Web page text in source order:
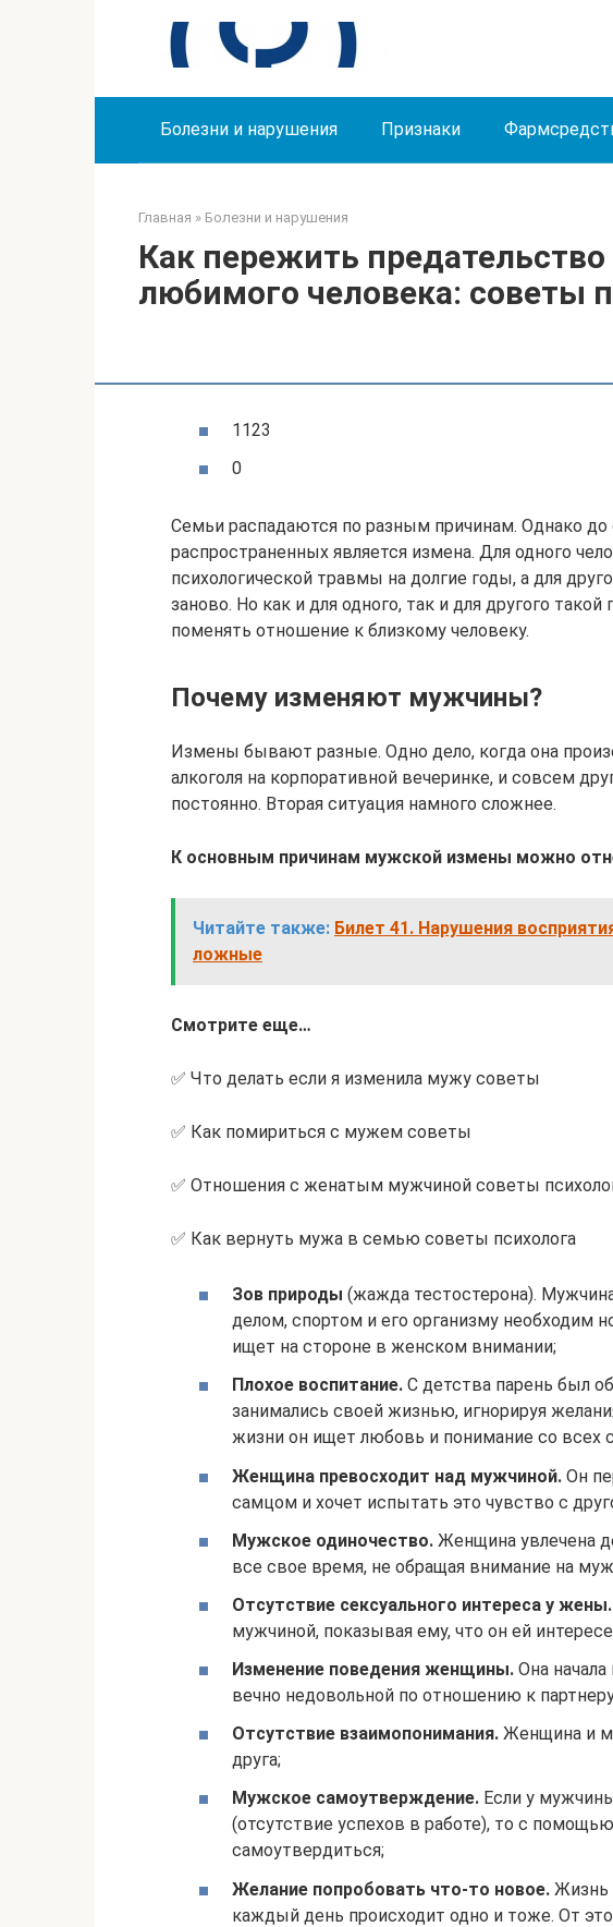
Болезни и нарушения Признаки
Главная » Болезни и нарушения
Как пережить
любимого человека: советы
1123
0
Семьи распадаются по разным причинам. Однако до
распространенных является измена. Для одного
психологической травмы на долгие годы, а для
заново. Но как и для одного, так и для другого
поменять отношение к близкому человеку.
Почему изменяют мужчины?
Измены бывают разные. Одно дело, когда она
алкоголя на корпоративной вечеринке, и совсем
постоянно. Вторая ситуация намного сложнее.
К основным причинам мужской измены можно
Читайте также: Билет 41. Нарушения
ложные
Смотрите еще…
✅ Что делать если я изменила мужу советы
✅ Как помириться с мужем советы
✅ Отношения с женатым мужчиной советы
✅ Как вернуть мужа в семью советы психолога
Зов природы (жажда тестостерона).
делом, спортом и его организму необходим
ищет на стороне в женском внимании;
Плохое воспитание. С детства парень был
занимались своей жизнью, игнорируя
жизни он ищет любовь и понимание со всех
Женщина превосходит над мужчиной. Он
самцом и хочет испытать это чувство с
Мужское одиночество. Женщина увлечена
все свое время, не обращая внимание на
Отсутствие сексуального интереса у жены.
мужчиной, показывая ему, что он ей
Изменение поведения женщины. Она
вечно недовольной по отношению к
Отсутствие взаимопонимания. Женщина и
друга;
Мужское самоутверждение. Если у
(отсутствие успехов в работе), то с
самоутвердиться;
Желание попробовать что-то новое. Жизнь
каждый день происходит одно и тоже. От